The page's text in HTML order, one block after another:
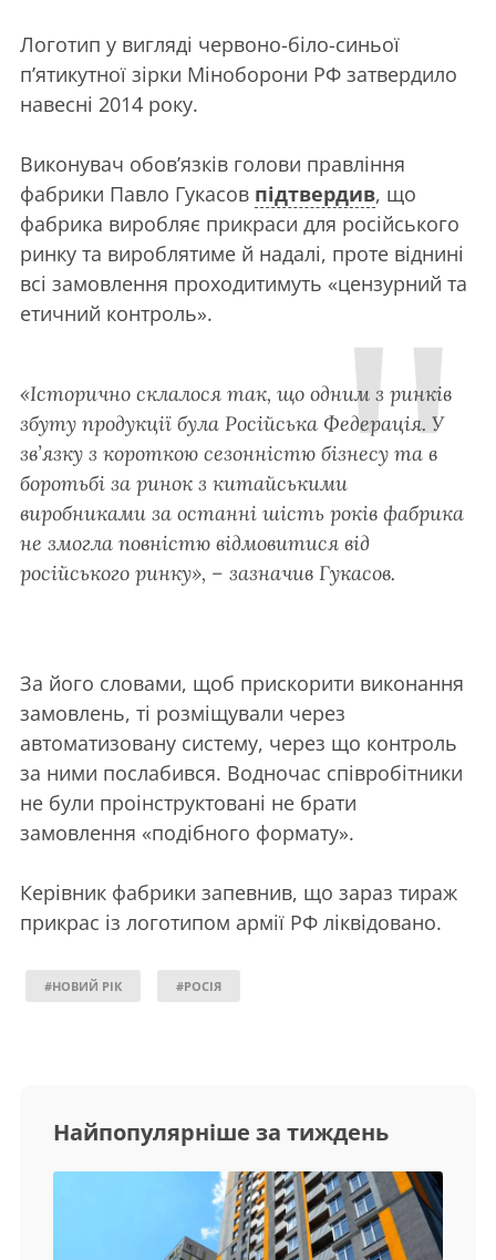
Логотип у вигляді червоно-біло-синьої
п’ятикутної зірки Міноборони РФ затвердило
навесні 2014 року.
Виконувач обов’язків голови правління
фабрики Павло Гукасов підтвердив, що
фабрика виробляє прикраси для російського
ринку та вироблятиме й надалі, проте віднині
всі замовлення проходитимуть «цензурний та
етичний контроль».
«Історично склалося так, що одним з ринків
збуту продукції була Російська Федерація. У
зв’язку з короткою сезонністю бізнесу та в
боротьбі за ринок з китайськими
виробниками за останні шість років фабрика
не змогла повністю відмовитися від
російського ринку», – зазначив Гукасов.
За його словами, щоб прискорити виконання
замовлень, ті розміщували через
автоматизовану систему, через що контроль
за ними послабився. Водночас співробітники
не були проінструктовані не брати
замовлення «подібного формату».
Керівник фабрики запевнив, що зараз тираж
прикрас із логотипом армії РФ ліквідовано.
#НОВИЙ РІК #РОСІЯ
Найпопулярніше за тиждень